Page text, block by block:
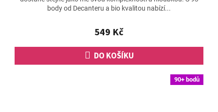
549 Kč
DO KOŠÍKU
body od Decanteru a bio kvalitou nabízí...
90+ bodů